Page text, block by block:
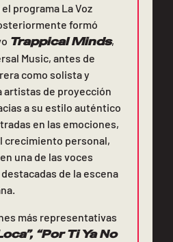
programa La Voz
formó
Trappical Minds,
Music, antes de
como solista y
artistas de proyección
a su estilo auténtico
en las emociones,
crecimiento personal,
una de las voces
de la escena
más representativas
“Por Ti Ya No